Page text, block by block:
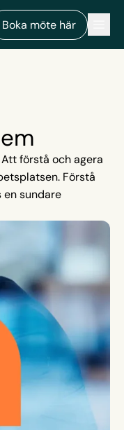
Boka möte här
förstå och agera
Förstå
en sundare